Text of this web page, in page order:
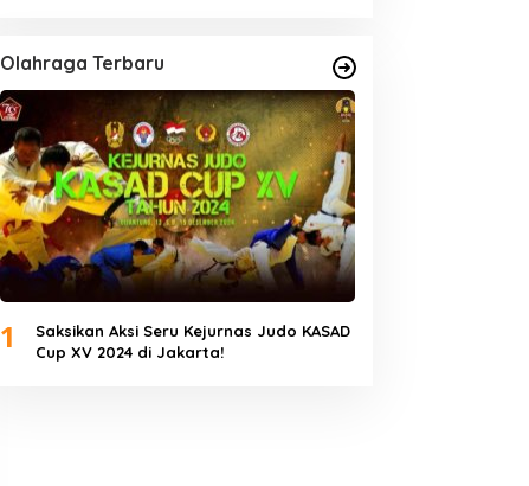
Olahraga Terbaru
1
Saksikan Aksi Seru Kejurnas Judo KASAD
Cup XV 2024 di Jakarta!